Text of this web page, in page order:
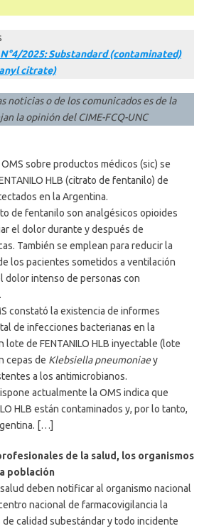
2025: Substandard (contaminated)
citrate)
noticias o de los comunicados es de la
la opinión del CIME-FCQ-UNC
sobre productos médicos (sic) se
HLB (citrato de fentanilo) de
en la Argentina.
de fentanilo son analgésicos opioides
el dolor durante y después de
También se emplean para reducir la
los pacientes sometidos a ventilación
dolor intenso de personas con
constató la existencia de informes
de infecciones bacterianas en la
lote de FENTANILO HLB inyectable (lote
cepas de Klebsiella pneumoniaey
a los antimicrobianos.
actualmente la OMS indica que
HLB están contaminados y, por lo tanto,
[…]
de la salud, los organismos
población
deben notificar al organismo nacional
nacional de farmacovigilancia la
calidad subestándar y todo incidente